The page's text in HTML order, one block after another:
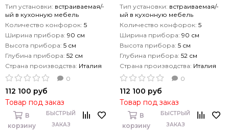
Тип установки: встраиваемая/-
ый в кухонную мебель
Количество конфорок: 5
Ширина прибора: 90 см
Высота прибора: 5 см
Глубина прибора: 52 см
Страна производства: Италия
0
112 100 руб
Товар под заказ
В
корзину
БЫСТРЫЙ
ЗАКАЗ
Тип установки: встраиваемая/-
ый в кухонную мебель
Количество конфорок: 5
Ширина прибора: 90 см
Высота прибора: 5 см
Глубина прибора: 52 см
Страна производства: Италия
0
112 100 руб
Товар под заказ
В
корзину
БЫСТРЫЙ
ЗАКАЗ